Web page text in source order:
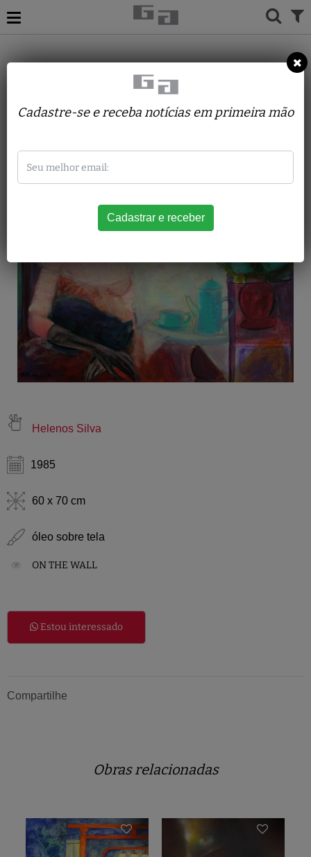
HELENOS SILVA
Fetiche
Helenos Silva
1985
60 x 70 cm
óleo sobre tela
ON THE WALL
Estou interessado
Compartilhe
Obras relacionadas
Cadastre-se e receba notícias em primeira mão